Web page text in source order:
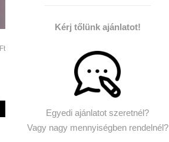
Ft
Kérj tőlünk ajánlatot!
Egyedi ajánlatot szeretnél?
Vagy nagy mennyiségben rendelnél?